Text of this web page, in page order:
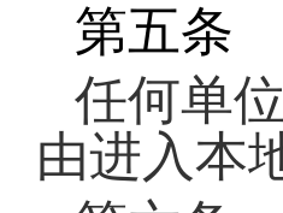
第五条
任何单
由进入本